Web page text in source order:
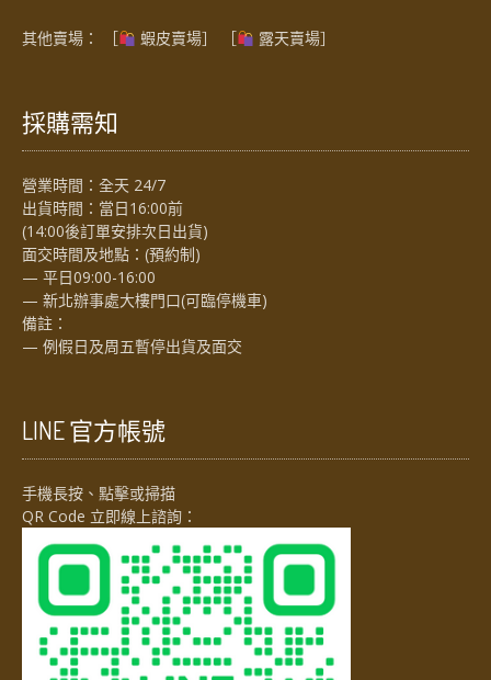
其他賣場： ［ 蝦皮賣場］ ［ 露天賣場］
採購需知
營業時間：全天 24/7
出貨時間：當日16:00前
(14:00後訂單安排次日出貨)
面交時間及地點：(預約制)
— 平日09:00-16:00
— 新北辦事處大樓門口(可臨停機車)
備註：
— 例假日及周五暫停出貨及面交
LINE 官方帳號
手機長按、點擊或掃描
QR Code 立即線上諮詢：